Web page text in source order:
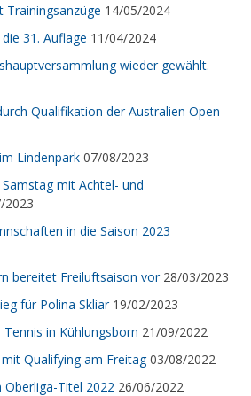
Trainingsanzüge 14/05/2024
31. Auflage 11/04/2024
wieder gewählt.
Qualifikation der Australien Open
Lindenpark 07/08/2023
mit Achtel- und
2023
in die Saison 2023
bereitet Freiluftsaison vor 28/03/2023
für Polina Skliar 19/02/2023
in Kühlungsborn 21/09/2022
Qualifying am Freitag 03/08/2022
Oberliga-Titel 2022 26/06/2022